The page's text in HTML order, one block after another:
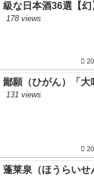
級な日本酒36選【幻
178 views
鄙願（ひがん）「大
131 views
蓬莱泉（ほうらいせ